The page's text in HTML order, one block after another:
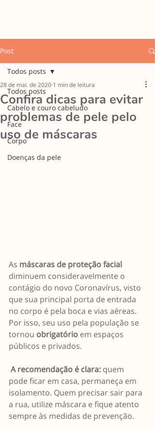
Post
Todos posts
Cabelo e couro cabeludo
Face
Corpo
Doenças da pele
Todos posts
Confira dicas para evitar
problemas de pele pelo
uso de máscaras
28 de mai. de 2020 1 min de leitura
As máscaras de proteção facial
diminuem consideravelmente o
contágio do novo Coronavírus, visto
que sua principal porta de entrada
no corpo é pela boca e vias aéreas.
Por isso, seu uso pela população se
tornou obrigatório em espaços
públicos e privados.
A recomendação é clara: quem
pode ficar em casa, permaneça em
isolamento. Quem precisar sair para
a rua, utilize máscara e fique atento
sempre às medidas de prevenção.